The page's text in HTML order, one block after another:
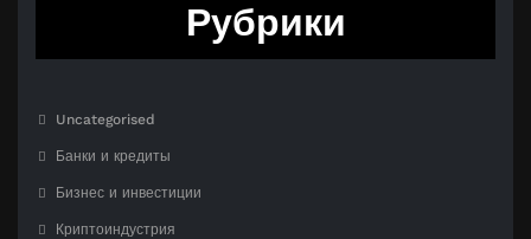
Рубрики
Uncategorised
Банки и кредиты
Бизнес и инвестиции
Криптоиндустрия